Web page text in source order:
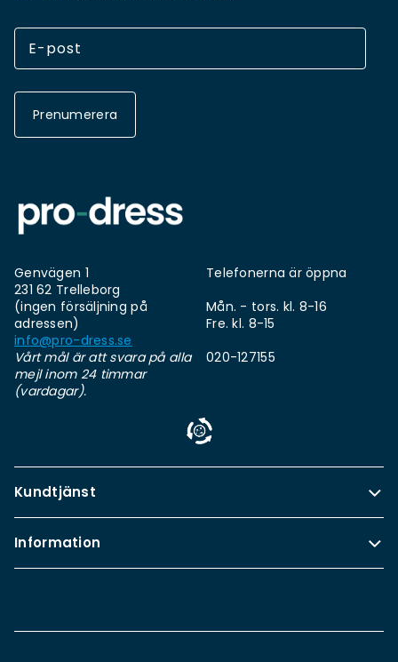
Prenumerera
Genvägen 1
231 62 Trelleborg
(ingen försäljning på
adressen)
info@pro-dress.se
Vårt mål är att svara på alla
mejl inom 24 timmar
(vardagar).
Telefonerna är öppna
Mån. - tors. kl. 8-16
Fre. kl. 8-15
020-127155
Kundtjänst
Information